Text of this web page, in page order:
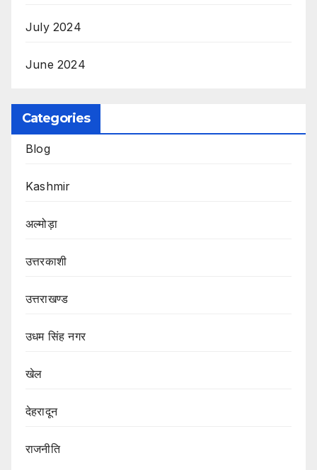
July 2024
June 2024
Categories
Blog
Kashmir
अल्मोड़ा
उत्तरकाशी
उत्तराखण्ड
उधम सिंह नगर
खेल
देहरादून
राजनीति